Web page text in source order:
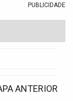
PUBLICIDADE
ANTERIOR